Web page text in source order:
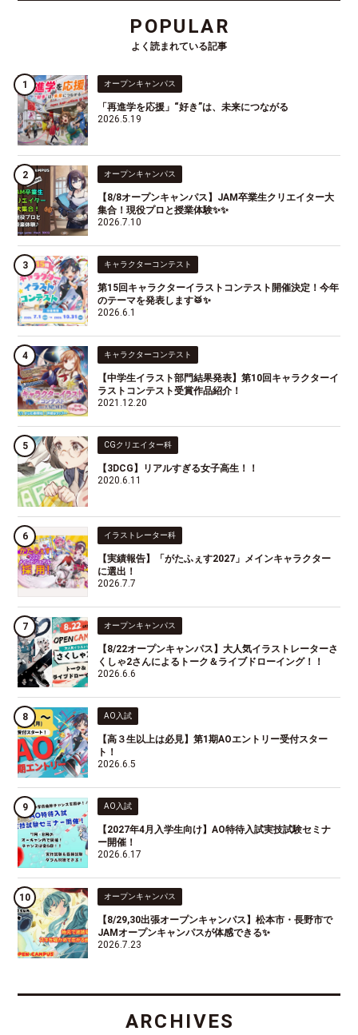
POPULAR
よく読まれている記事
オープンキャンパス
「再進学を応援」“好き”は、未来につながる
2026.5.19
オープンキャンパス
【8/8オープンキャンパス】JAM卒業生クリエイター大
集合！現役プロと授業体験✨✨
2026.7.10
キャラクターコンテスト
第15回キャラクターイラストコンテスト開催決定！今年
のテーマを発表します🥁✨
2026.6.1
キャラクターコンテスト
【中学生イラスト部門結果発表】第10回キャラクターイ
ラストコンテスト受賞作品紹介！
2021.12.20
CGクリエイター科
【3DCG】リアルすぎる女子高生！！
2020.6.11
イラストレーター科
【実績報告】「がたふぇす2027」メインキャラクター
に選出！
2026.7.7
オープンキャンパス
【8/22オープンキャンパス】大人気イラストレーターさ
くしゃ2さんによるトーク＆ライブドローイング！！
2026.6.6
AO入試
【高３生以上は必見】第1期AOエントリー受付スター
ト！
2026.6.5
AO入試
【2027年4月入学生向け】AO特待入試実技試験セミナ
ー開催！
2026.6.17
オープンキャンパス
【8/29,30出張オープンキャンパス】松本市・長野市で
JAMオープンキャンパスが体感できる✨
2026.7.23
ARCHIVES